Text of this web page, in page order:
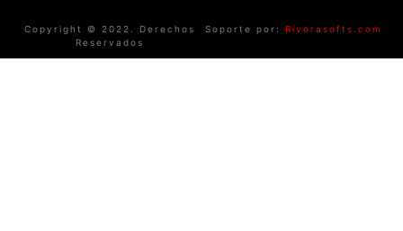
Copyright © 2022. Derechos
Reservados
Soporte por: Riverasofts.com